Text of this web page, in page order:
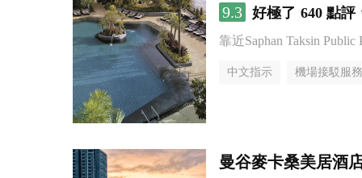
9.3 好極了 640 點評
靠近Saphan Taksin Public
中文指示 機場接駁服務
曼谷麥卡桑美居酒